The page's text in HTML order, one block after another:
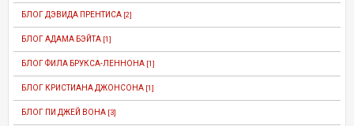
БЛОГ ДЭВИДА ПРЕНТИСА [2]
БЛОГ АДАМА БЭЙТА [1]
БЛОГ ФИЛА БРУКСА-ЛЕННОНА [1]
БЛОГ КРИСТИАНА ДЖОНСОНА [1]
БЛОГ ПИ ДЖЕЙ ВОНА [3]